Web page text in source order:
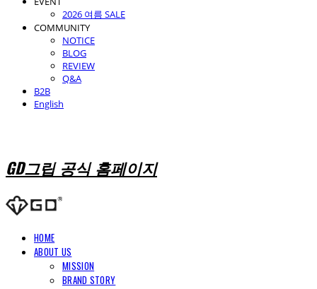
2026 여름 SALE
COMMUNITY
NOTICE
BLOG
REVIEW
Q&A
B2B
English
GD그립 공식 홈페이지
HOME
ABOUT US
MISSION
BRAND STORY